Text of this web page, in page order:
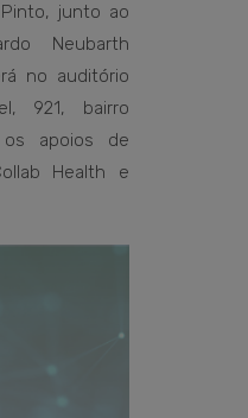
junto ao
Neubarth
no auditório
921, bairro
os apoios de
Health e